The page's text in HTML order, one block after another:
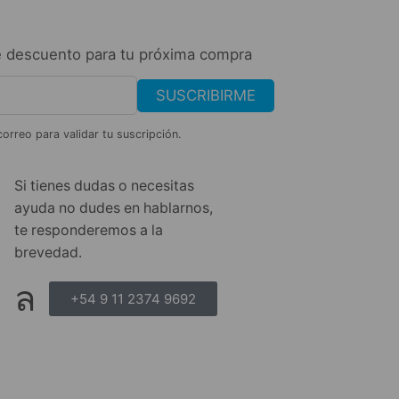
para tu próxima compra
SUSCRIBIRME
para validar tu suscripción.
Si tienes dudas o necesitas
ayuda no dudes en hablarnos,
te responderemos a la
brevedad.
+54 9 11 2374 9692